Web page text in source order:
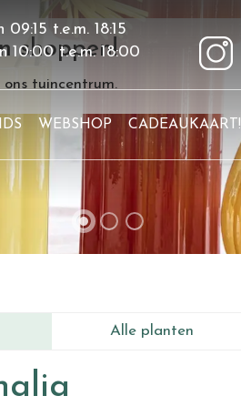
shoppen!
tuincentrum.
09:15 t.e.m. 18:15
10:00t.e.m.18:00
WEBSHOP CADEAUKAART!
Alle planten